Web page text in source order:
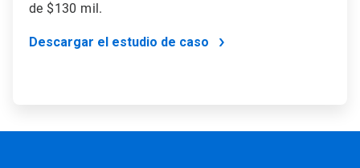
de $130 mil.
Descargar el estudio de caso